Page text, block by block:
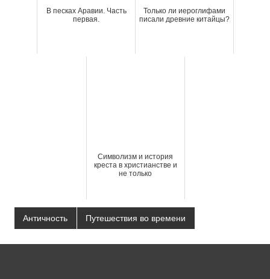
В песках Аравии. Часть
первая.
Только ли иероглифами
писали древние китайцы?
Символизм и история
креста в христианстве и
не только
Античность Путешествия во времени